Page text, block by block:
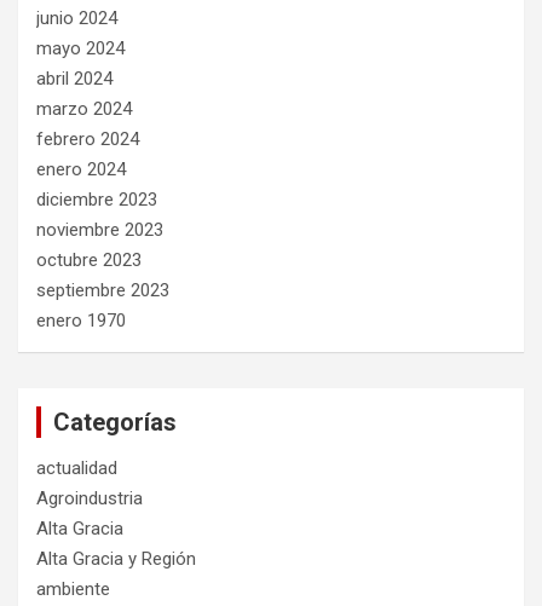
junio 2024
mayo 2024
abril 2024
marzo 2024
febrero 2024
enero 2024
diciembre 2023
noviembre 2023
octubre 2023
septiembre 2023
enero 1970
Categorías
actualidad
Agroindustria
Alta Gracia
Alta Gracia y Región
ambiente